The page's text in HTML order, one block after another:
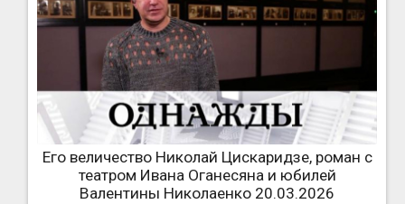
Его величество Николай Цискаридзе, роман с
театром Ивана Оганесяна и юбилей
Валентины Николаенко 20.03.2026